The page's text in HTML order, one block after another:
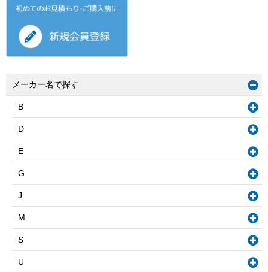
メーカー名で探す
B
D
E
G
J
M
S
U